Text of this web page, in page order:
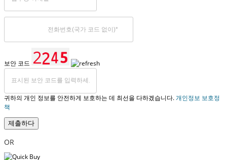
보안 코드
귀하의 개인 정보를 안전하게 보호하는 데 최선을 다하겠습니다.개인정보 보호정
책
제출하다
OR